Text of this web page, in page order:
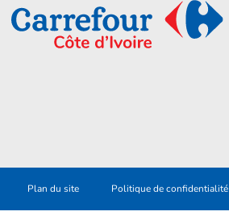
Plan du site Politique de confidentialité